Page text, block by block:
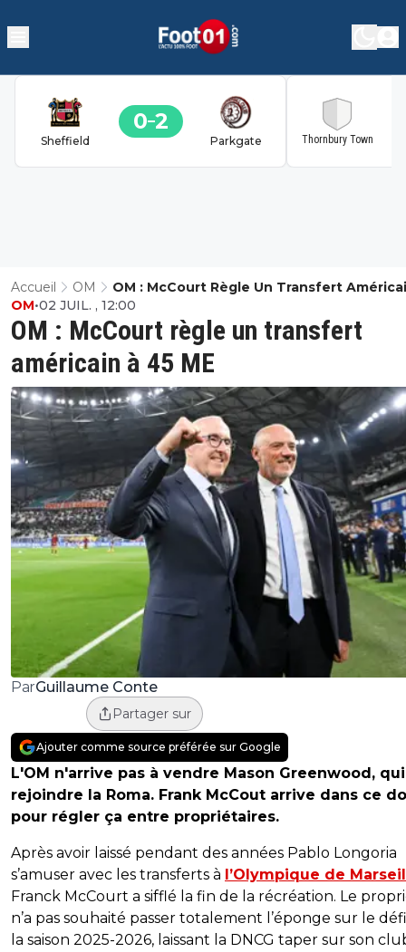
Sheffield
0 2
Parkgate Thornbury Town
Accueil OM
OM : McCourt Règle Un Transfert
45 ME
OM : McCourt règle un transfert
américain à 45 ME
OM•02 JUIL. , 12:00
ParGuillaume Conte
Partager sur
Ajouter comme source préférée sur Google
L'OM n'arrive pas à vendre Mason Greenwood,
rejoindre la Roma. Frank McCout arrive dans ce
pour régler ça entre propriétaires.
Après avoir laissé pendant des années Pablo Longoria
s’amuser avec les transferts à l’Olympique de
Franck McCourt a sifflé la fin de la récréation. Le
n’a pas souhaité passer totalement l’éponge sur le
la saison 2025-2026, laissant la DNCG taper sur son